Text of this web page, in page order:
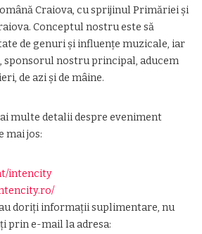
Craiova, cu sprijinul Primăriei și
Conceptul nostru este să
de genuri și influențe muzicale, iar
sponsorul nostru principal, aducem
de azi și de mâine.
multe detalii despre eveniment
mai jos:
intencity
doriți informații suplimentare, nu
prin e-mail la adresa: